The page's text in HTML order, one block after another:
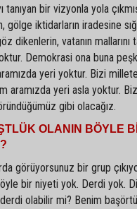
tanıyan bir vizyonla yola
gölge iktidarların iradesine
dikenlerin, vatanın
Demokrasi ona buna
yeri yoktur. Bizi
aramızda yeri asla yoktur.
gibi olacağız.
OLANIN BÖYLE
görüyorsunuz bir grup
bir niyeti yok. Derdi yok.
olabilir mi? Benim